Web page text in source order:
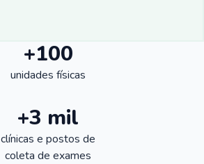
+100
unidades físicas
+3 mil
clínicas e postos de
coleta de exames